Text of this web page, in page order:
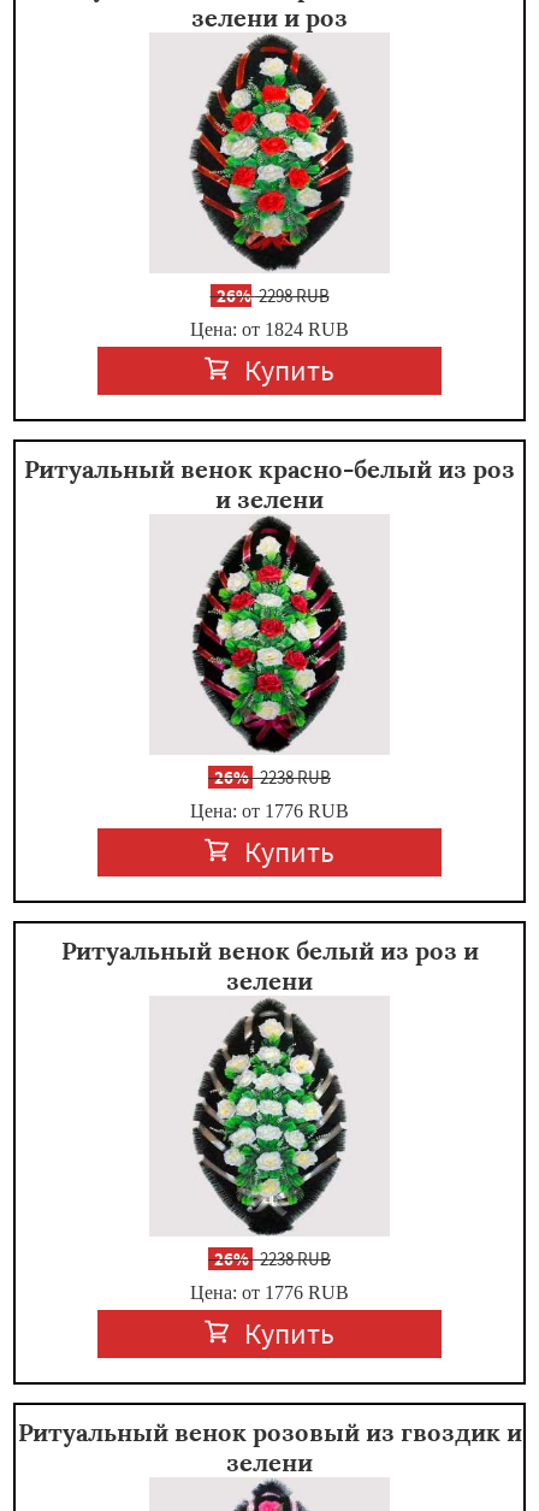
зелени и роз
-26%2298 RUB
Цена: от 1824 RUB
Купить
Ритуальный венок красно-белый из роз
и зелени
-26%2238 RUB
Цена: от 1776 RUB
Купить
Ритуальный венок белый из роз и
зелени
-26%2238 RUB
Цена: от 1776 RUB
Купить
Ритуальный венок розовый из гвоздик и
зелени